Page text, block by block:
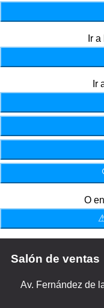
Ir
Ir
O
Salón de ventas
Av. Fernández de